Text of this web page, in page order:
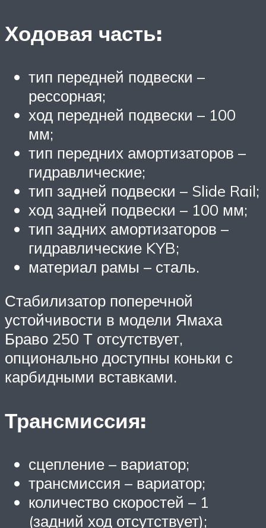
Ходовая часть:
тип передней подвески –
рессорная;
ход передней подвески – 100
мм;
тип передних амортизаторов –
гидравлические;
тип задней подвески – Slide Rail;
ход задней подвески – 100 мм;
тип задних амортизаторов –
гидравлические KYB;
материал рамы – сталь.
Стабилизатор поперечной
устойчивости в модели Ямаха
Браво 250 Т отсутствует,
опционально доступны коньки с
карбидными вставками.
Трансмиссия:
сцепление – вариатор;
трансмиссия – вариатор;
количество скоростей – 1
(задний ход отсутствует);